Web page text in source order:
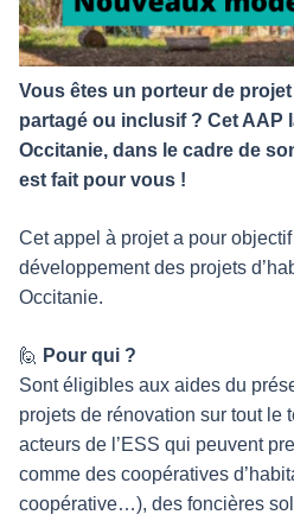
Vous êtes un porteur de
partagé ou inclusif ? Cet AAP
Occitanie, dans le cadre de
est fait pour vous !
Cet appel à projet a pour
développement des projets
Occitanie.
🙋 Pour qui ?
Sont éligibles aux aides du
projets de rénovation sur tout le
acteurs de l’ESS qui peuvent
comme des coopératives
coopérative…), des foncières